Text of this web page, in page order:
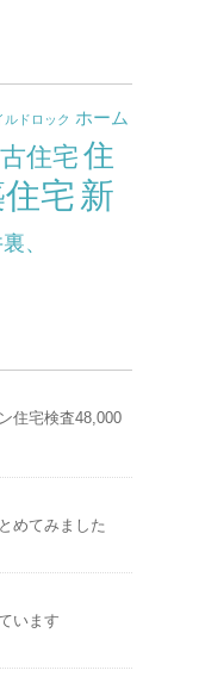
ルドロック ホーム
住宅 住
宅 新
、
住宅検査48,000
めてみました
います